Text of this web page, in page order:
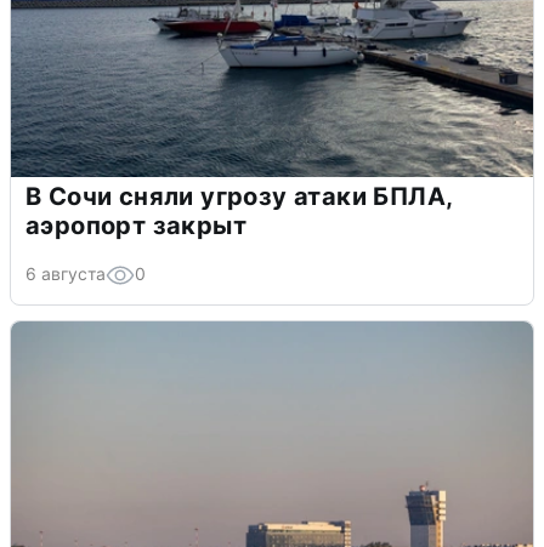
В Сочи сняли угрозу атаки БПЛА,
аэропорт закрыт
6 августа 0